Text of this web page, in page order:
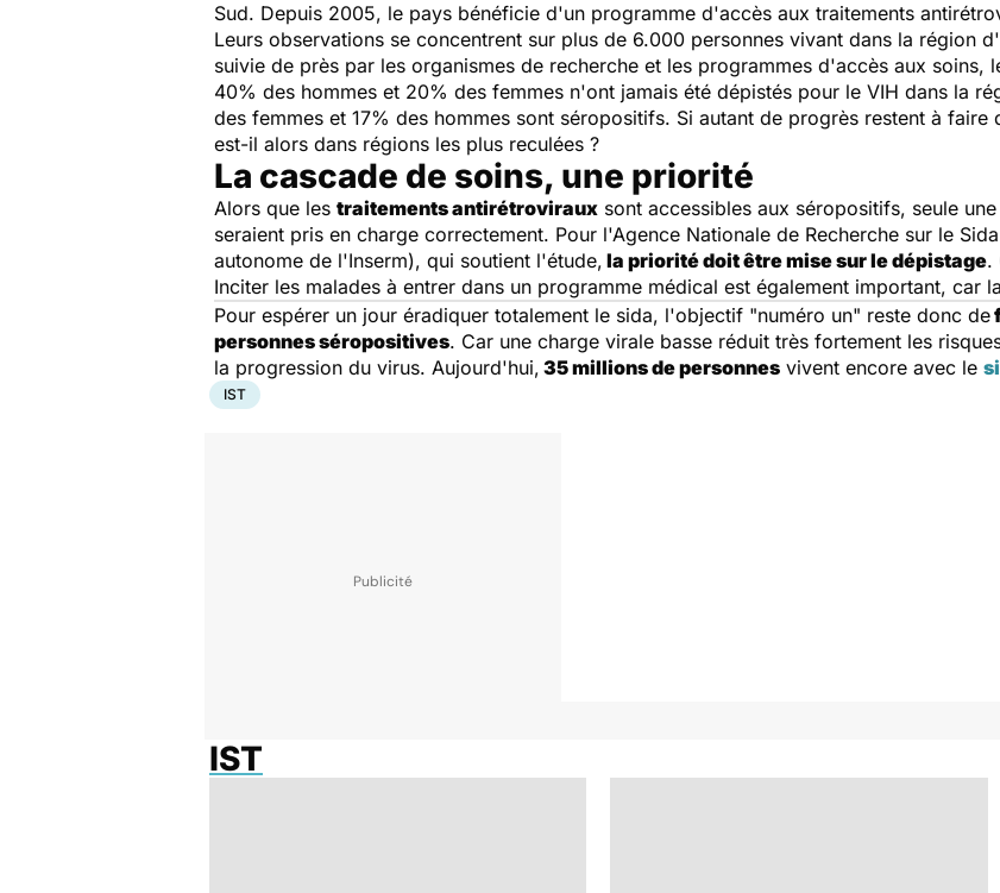
Sud. Depuis 2005, le pays bénéficie d'un programme d'accès aux traitements
Leurs observations se concentrent sur plus de 6.000 personnes vivant dans la région
suivie de près par les organismes de recherche et les programmes d'accès aux soins,
40% des hommes et 20% des femmes n'ont jamais été dépistés pour le VIH dans la
des femmes et 17% des hommes sont séropositifs. Si autant de progrès restent à
est-il alors dans régions les plus reculées ?
La cascade de soins, une priorité
Alors que les traitements antirétroviraux sont accessibles aux séropositifs, seule
seraient pris en charge correctement. Pour l'Agence Nationale de Recherche sur le
autonome de l'Inserm), qui soutient l'étude, la priorité doit être mise sur le dépistage.
Inciter les malades à entrer dans un programme médical est également important, car
Pour espérer un jour éradiquer totalement le sida, l'objectif "numéro un" reste donc de
personnes séropositives. Car une charge virale basse réduit très fortement les
la progression du virus. Aujourd'hui, 35 millions de personnes vivent encore avec le
IST
IST